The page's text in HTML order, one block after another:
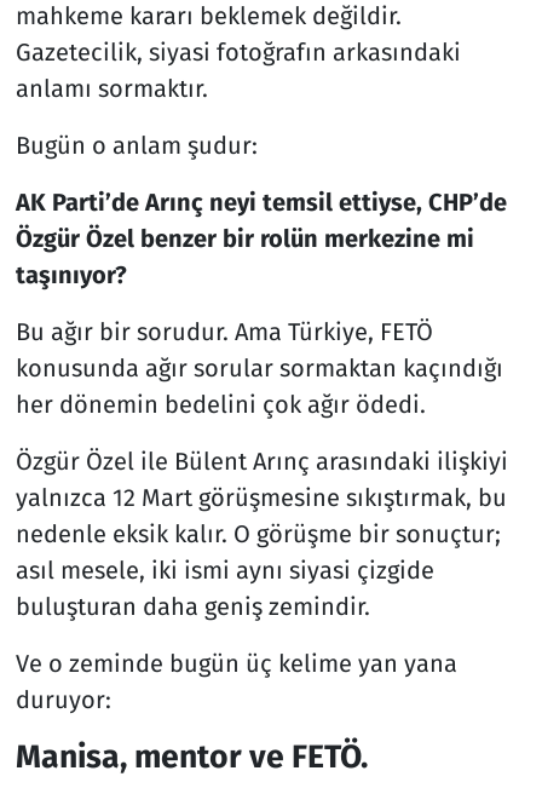
mahkeme kararı beklemek değildir.
Gazetecilik, siyasi fotoğrafın arkasındaki
anlamı sormaktır.
Bugün o anlam şudur:
AK Parti’de Arınç neyi temsil ettiyse, CHP’de
Özgür Özel benzer bir rolün merkezine mi
taşınıyor?
Bu ağır bir sorudur. Ama Türkiye, FETÖ
konusunda ağır sorular sormaktan kaçındığı
her dönemin bedelini çok ağır ödedi.
Özgür Özel ile Bülent Arınç arasındaki ilişkiyi
yalnızca 12 Mart görüşmesine sıkıştırmak, bu
nedenle eksik kalır. O görüşme bir sonuçtur;
asıl mesele, iki ismi aynı siyasi çizgide
buluşturan daha geniş zemindir.
Ve o zeminde bugün üç kelime yan yana
duruyor:
Manisa, mentor ve FETÖ.